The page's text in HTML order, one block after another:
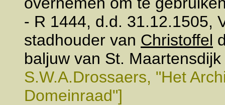
- R 1444, d.d. 31.12.1505,
stadhouder van Christoffel
baljuw van St.
S.W.A.Drossaers, "Het
Domeinraad"]